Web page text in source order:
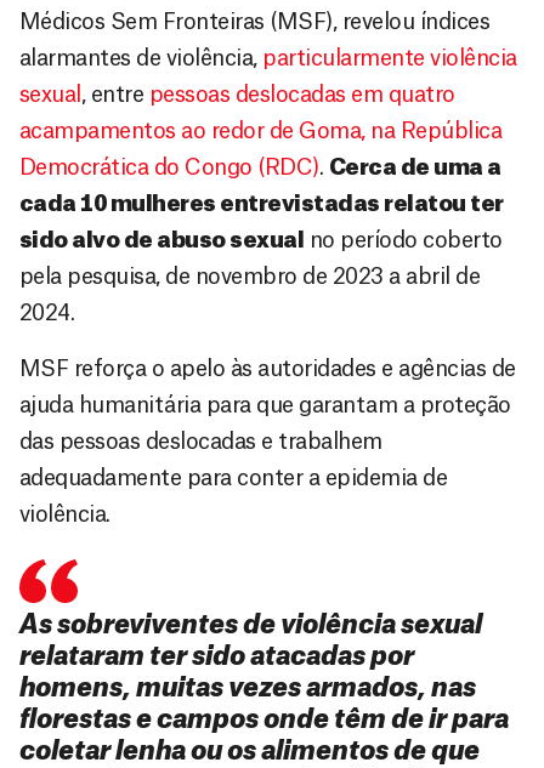
Médicos Sem Fronteiras (MSF), revelou índices
alarmantes de violência, particularmente violência
sexual
, entre pessoas deslocadas em quatro
acampamentos ao redor de Goma, na República
Democrática do Congo (RDC). Cerca de uma a
cada 10 mulheres entrevistadas relatou ter
sido alvo de abuso sexual
no período coberto
pela pesquisa, de novembro de 2023 a abril de
2024.
MSF reforça o apelo às autoridades e agências de
ajuda humanitária para que garantam a proteção
das pessoas deslocadas e trabalhem
adequadamente para conter a epidemia de
violência.
As sobreviventes de violência sexual
relataram ter sido atacadas por
homens, muitas vezes armados, nas
florestas e campos onde têm de ir para
coletar lenha ou os alimentos de que